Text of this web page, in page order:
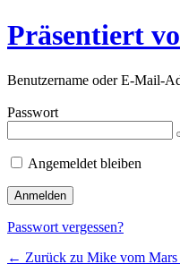
Präsentiert
Benutzername oder E-Mail-
Passwort
Angemeldet bleiben
Passwort vergessen?
← Zurück zu Mike vom